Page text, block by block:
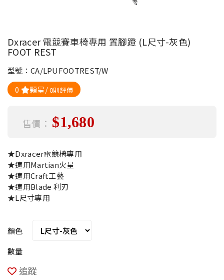
Dxracer 電競賽車椅專用 置腳蹬 (L尺寸-灰色)
FOOT REST
型號：CA/LPUFOOTREST/W
0
顆星/0則評價
售價： $1,680
★Dxracer電競椅專用
★適用Martian火星
★適用Craft工藝
★適用Blade 利刃
★L尺寸專用
顏色
數量
追蹤